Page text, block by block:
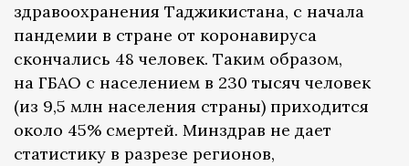
здравоохранения Таджикистана, с начала
пандемии в стране от коронавируса
скончались 48 человек. Таким образом,
на ГБАО с населением в 230 тысяч человек
(из 9,5 млн населения страны) приходится
около 45% смертей. Минздрав не дает
статистику в разрезе регионов,